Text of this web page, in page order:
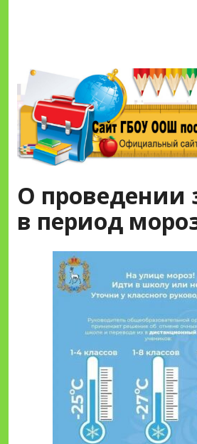
Сайт ГБОУ ООШ
О проведении
в период